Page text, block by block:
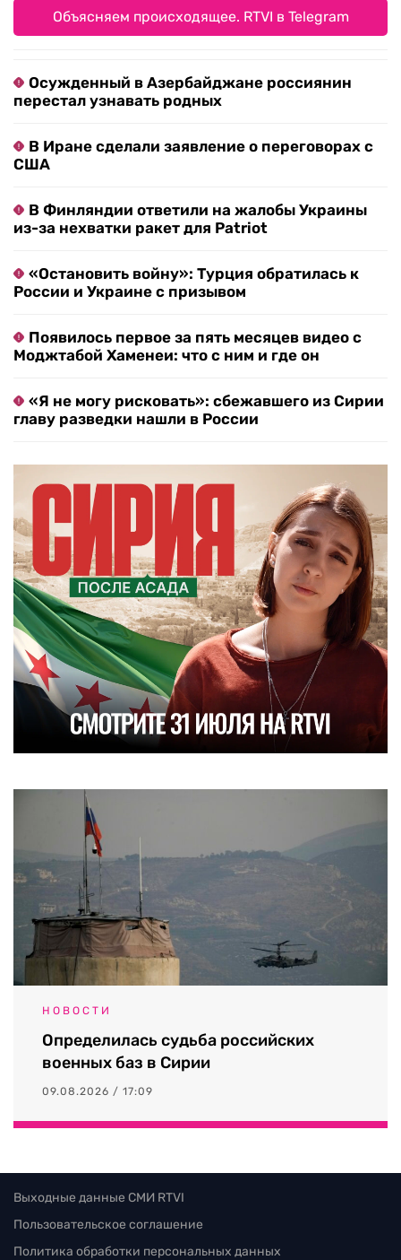
Объясняем происходящее. RTVI в Telegram
Осужденный в Азербайджане россиянин
перестал узнавать родных
В Иране сделали заявление о переговорах с
США
В Финляндии ответили на жалобы Украины
из-за нехватки ракет для Patriot
«Остановить войну»: Турция обратилась к
России и Украине с призывом
Появилось первое за пять месяцев видео с
Моджтабой Хаменеи: что с ним и где он
«Я не могу рисковать»: сбежавшего из Сирии
главу разведки нашли в России
НОВОСТИ
Определилась судьба российских
военных баз в Сирии
09.08.2026 / 17:09
Выходные данные СМИ RTVI
Пользовательское соглашение
Политика обработки персональных данных